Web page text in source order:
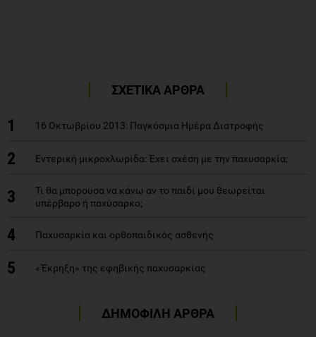
ΣΧΕΤΙΚΑ ΑΡΘΡΑ
1 16 Οκτωβρίου 2013: Παγκόσμια Ημέρα Διατροφής
2 Εντερική μικροχλωρίδα: Έχει σχέση με την παχυσαρκία;
3
Τι θα μπορούσα να κάνω αν το παιδί μου θεωρείται
υπέρβαρο ή παχύσαρκο;
4 Παχυσαρκία και ορθοπαιδικός ασθενής
5 «'Εκρηξη» της εφηβικής παχυσαρκίας
ΔΗΜΟΦΙΛΗ ΑΡΘΡΑ